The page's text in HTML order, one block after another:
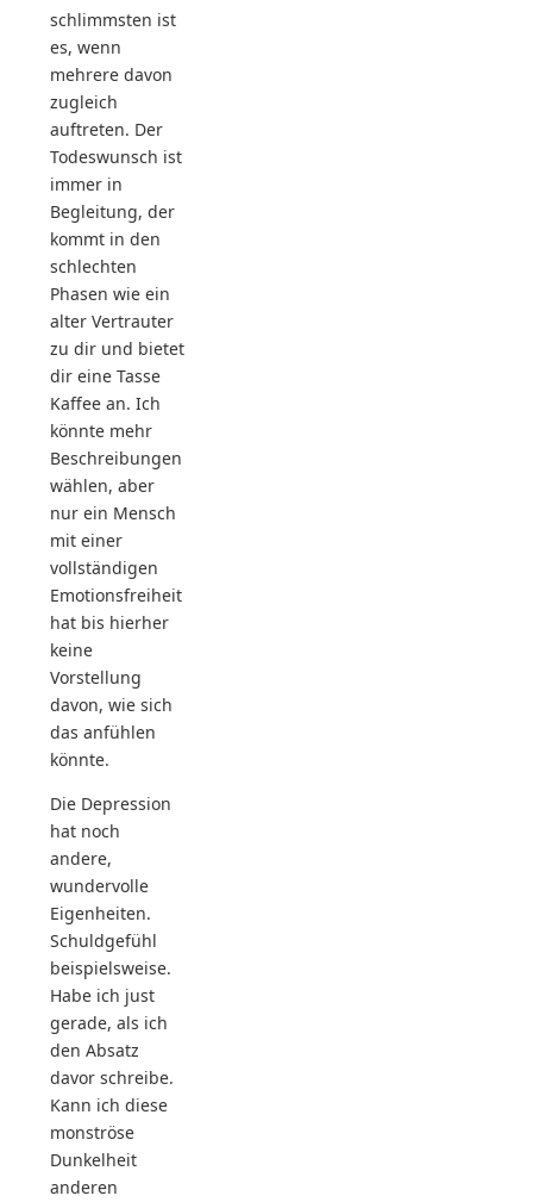
schlimmsten ist
es, wenn
mehrere davon
zugleich
auftreten. Der
Todeswunsch ist
immer in
Begleitung, der
kommt in den
schlechten
Phasen wie ein
alter Vertrauter
zu dir und bietet
dir eine Tasse
Kaffee an. Ich
könnte mehr
Beschreibungen
wählen, aber
nur ein Mensch
mit einer
vollständigen
Emotionsfreiheit
hat bis hierher
keine
Vorstellung
davon, wie sich
das anfühlen
könnte.
Die Depression
hat noch
andere,
wundervolle
Eigenheiten.
Schuldgefühl
beispielsweise.
Habe ich just
gerade, als ich
den Absatz
davor schreibe.
Kann ich diese
monströse
Dunkelheit
anderen